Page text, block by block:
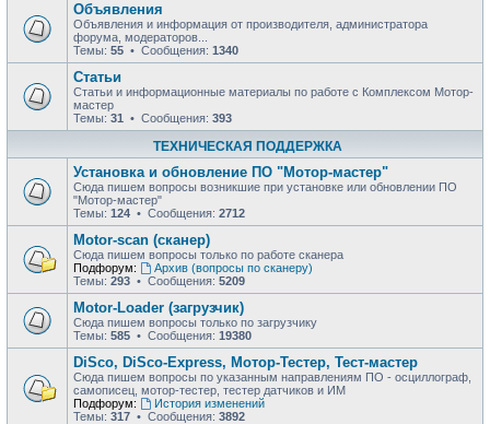
Объявления
Объявления и информация от производителя, администратора
форума, модераторов...
Темы: 55 • Сообщения: 1340
Статьи
Статьи и информационные материалы по работе с Комплексом Мотор-
мастер
Темы: 31 • Сообщения: 393
ТЕХНИЧЕСКАЯ ПОДДЕРЖКА
Установка и обновление ПО "Мотор-мастер"
Сюда пишем вопросы возникшие при установке или обновлении ПО
"Мотор-мастер"
Темы: 124 • Сообщения: 2712
Motor-scan (сканер)
Сюда пишем вопросы только по работе сканера
Подфорум:
Архив (вопросы по сканеру)
Темы: 293 • Сообщения: 5209
Motor-Loader (загрузчик)
Сюда пишем вопросы только по загрузчику
Темы: 585 • Сообщения: 19380
DiSco, DiSco-Express, Мотор-Тестер, Тест-мастер
Сюда пишем вопросы по указанным направлениям ПО - осциллограф,
самописец, мотор-тестер, тестер датчиков и ИМ
Подфорум:
История изменений
Темы: 317 • Сообщения: 3892